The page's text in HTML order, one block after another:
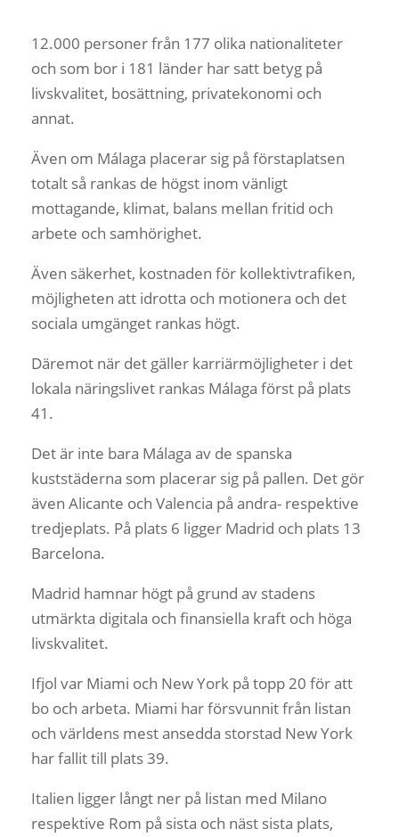
12.000 personer från 177 olika nationaliteter
och som bor i 181 länder har satt betyg på
livskvalitet, bosättning, privatekonomi och
annat.
Även om Málaga placerar sig på förstaplatsen
totalt så rankas de högst inom vänligt
mottagande, klimat, balans mellan fritid och
arbete och samhörighet.
Även säkerhet, kostnaden för kollektivtrafiken,
möjligheten att idrotta och motionera och det
sociala umgänget rankas högt.
Däremot när det gäller karriärmöjligheter i det
lokala näringslivet rankas Málaga först på plats
41.
Det är inte bara Málaga av de spanska
kuststäderna som placerar sig på pallen. Det gör
även Alicante och Valencia på andra- respektive
tredjeplats. På plats 6 ligger Madrid och plats 13
Barcelona.
Madrid hamnar högt på grund av stadens
utmärkta digitala och finansiella kraft och höga
livskvalitet.
Ifjol var Miami och New York på topp 20 för att
bo och arbeta. Miami har försvunnit från listan
och världens mest ansedda storstad New York
har fallit till plats 39.
Italien ligger långt ner på listan med Milano
respektive Rom på sista och näst sista plats,